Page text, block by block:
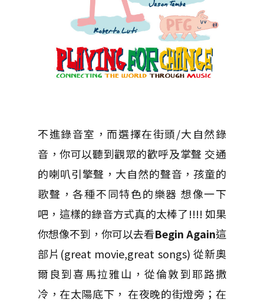
不進錄音室，而選擇在街頭/大自然錄
音，你可以聽到觀眾的歡呼及掌聲 交通
的喇叭引擎聲，大自然的聲音，孩童的
歌聲，各種不同特色的樂器 想像一下
吧，這樣的錄音方式真的太棒了!!!! 如果
你想像不到，你可以去看Begin Again這
部片(great movie,great songs) 從新奧
爾良到喜馬拉雅山，從倫敦到耶路撒
冷，在太陽底下， 在夜晚的街燈旁；在